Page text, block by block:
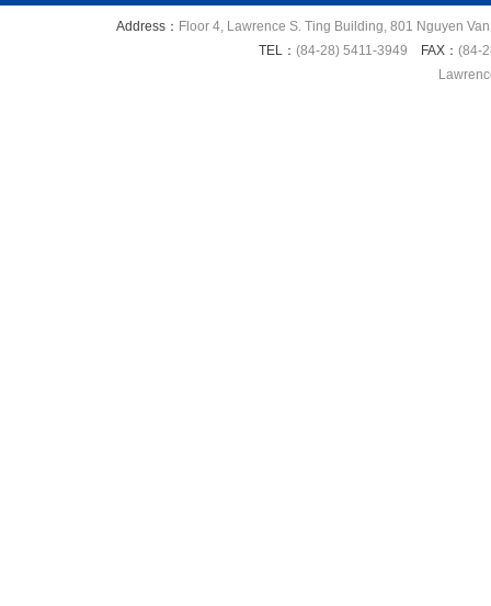
Address： Floor 4, Lawrence S. Ting Building, 801 Nguyen
TEL： (84-28) 5411-3949 FAX： (84-